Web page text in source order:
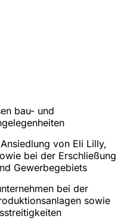
bau- und
von Eli Lilly,
bei der Erschließung
Gewerbegebiets
bei der
sowie